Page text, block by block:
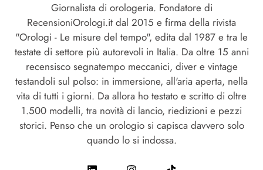
Giornalista di orologeria. Fondatore di
RecensioniOrologi.it dal 2015 e firma della rivista
"Orologi - Le misure del tempo", edita dal 1987 e tra le
testate di settore più autorevoli in Italia. Da oltre 15 anni
recensisco segnatempo meccanici, diver e vintage
testandoli sul polso: in immersione, all'aria aperta, nella
vita di tutti i giorni. Da allora ho testato e scritto di oltre
1.500 modelli, tra novità di lancio, riedizioni e pezzi
storici. Penso che un orologio si capisca davvero solo
quando lo si indossa.